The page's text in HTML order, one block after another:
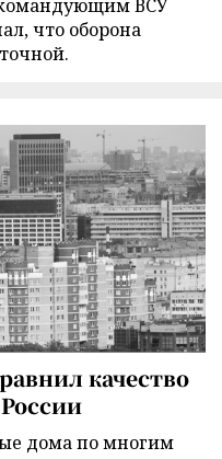
ВСУ
что оборона
качество
дома по многим